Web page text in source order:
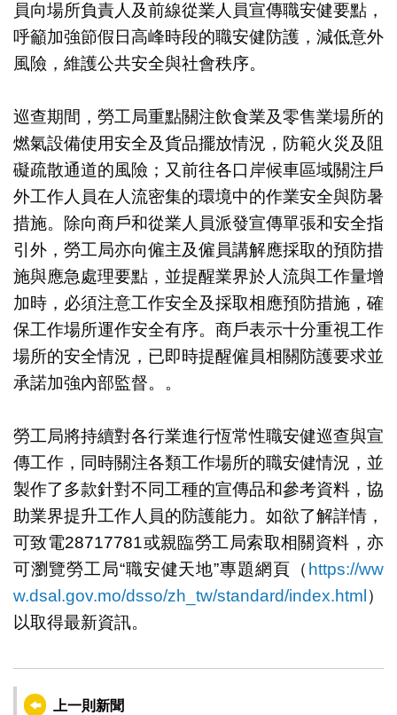
員向場所負責人及前線從業人員宣傳職安健要點，
呼籲加強節假日高峰時段的職安健防護，減低意外
風險，維護公共安全與社會秩序。
巡查期間，勞工局重點關注飲食業及零售業場所的
燃氣設備使用安全及貨品擺放情況，防範火災及阻
礙疏散通道的風險；又前往各口岸候車區域關注戶
外工作人員在人流密集的環境中的作業安全與防暑
措施。除向商戶和從業人員派發宣傳單張和安全指
引外，勞工局亦向僱主及僱員講解應採取的預防措
施與應急處理要點，並提醒業界於人流與工作量增
加時，必須注意工作安全及採取相應預防措施，確
保工作場所運作安全有序。商戶表示十分重視工作
場所的安全情況，已即時提醒僱員相關防護要求並
承諾加強內部監督。。
勞工局將持續對各行業進行恆常性職安健巡查與宣
傳工作，同時關注各類工作場所的職安健情況，並
製作了多款針對不同工種的宣傳品和參考資料，協
助業界提升工作人員的防護能力。如欲了解詳情，
可致電28717781或親臨勞工局索取相關資料，亦
可瀏覽勞工局“職安健天地”專題網頁（ https://ww
w.dsal.gov.mo/dsso/zh_tw/standard/index.html ）
以取得最新資訊。
上一則新聞